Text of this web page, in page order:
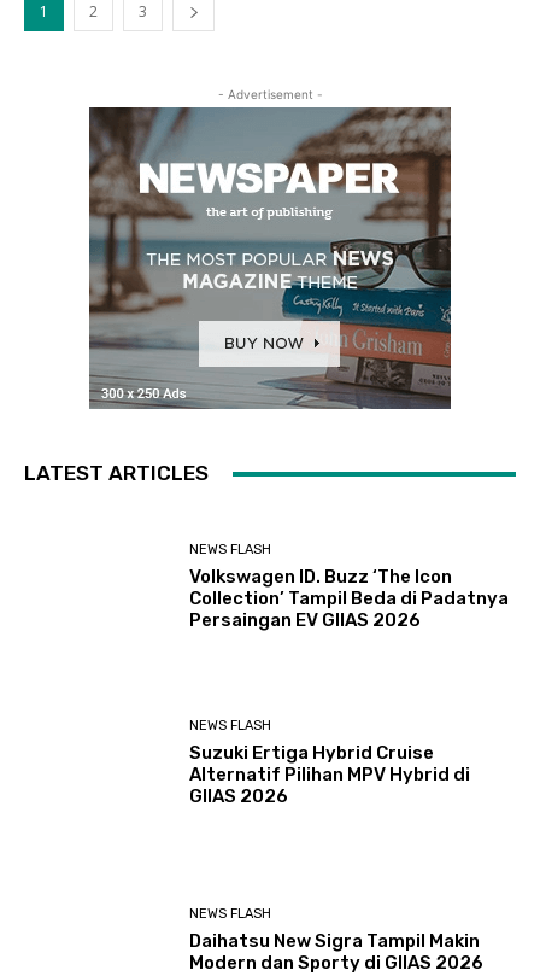
1 2 3
- Advertisement -
LATEST ARTICLES
NEWS FLASH
Volkswagen ID. Buzz ‘The Icon
Collection’ Tampil Beda di Padatnya
Persaingan EV GIIAS 2026
NEWS FLASH
Suzuki Ertiga Hybrid Cruise
Alternatif Pilihan MPV Hybrid di
GIIAS 2026
NEWS FLASH
Daihatsu New Sigra Tampil Makin
Modern dan Sporty di GIIAS 2026